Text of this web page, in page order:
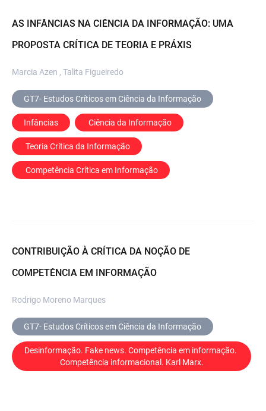
AS INFÂNCIAS NA CIÊNCIA DA INFORMAÇÃO: UMA
PROPOSTA CRÍTICA DE TEORIA E PRÁXIS
Marcia Azen , Talita Figueiredo
GT7- Estudos Críticos em Ciência da Informação
Infâncias Ciência da Informação
Teoria Crítica da Informação
Competência Crítica em Informação
CONTRIBUIÇÃO À CRÍTICA DA NOÇÃO DE
COMPETÊNCIA EM INFORMAÇÃO
Rodrigo Moreno Marques
GT7- Estudos Críticos em Ciência da Informação
Desinformação. Fake news. Competência em informação.
Competência informacional. Karl Marx.